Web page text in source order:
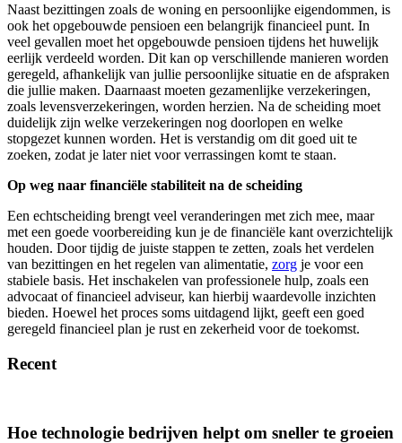
Naast bezittingen zoals de woning en persoonlijke eigendommen, is
ook het opgebouwde pensioen een belangrijk financieel punt. In
veel gevallen moet het opgebouwde pensioen tijdens het huwelijk
eerlijk verdeeld worden. Dit kan op verschillende manieren worden
geregeld, afhankelijk van jullie persoonlijke situatie en de afspraken
die jullie maken. Daarnaast moeten gezamenlijke verzekeringen,
zoals levensverzekeringen, worden herzien. Na de scheiding moet
duidelijk zijn welke verzekeringen nog doorlopen en welke
stopgezet kunnen worden. Het is verstandig om dit goed uit te
zoeken, zodat je later niet voor verrassingen komt te staan.
Op weg naar financiële stabiliteit na de scheiding
Een echtscheiding brengt veel veranderingen met zich mee, maar
met een goede voorbereiding kun je de financiële kant overzichtelijk
houden. Door tijdig de juiste stappen te zetten, zoals het verdelen
van bezittingen en het regelen van alimentatie, zorg je voor een
stabiele basis. Het inschakelen van professionele hulp, zoals een
advocaat of financieel adviseur, kan hierbij waardevolle inzichten
bieden. Hoewel het proces soms uitdagend lijkt, geeft een goed
geregeld financieel plan je rust en zekerheid voor de toekomst.
Recent
Hoe technologie bedrijven helpt om sneller te groeien